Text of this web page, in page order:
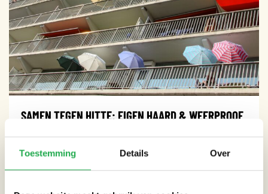
Toestemming Details Over
SAMEN TEGEN HITTE: EIGEN HAARD & WEERPROOF